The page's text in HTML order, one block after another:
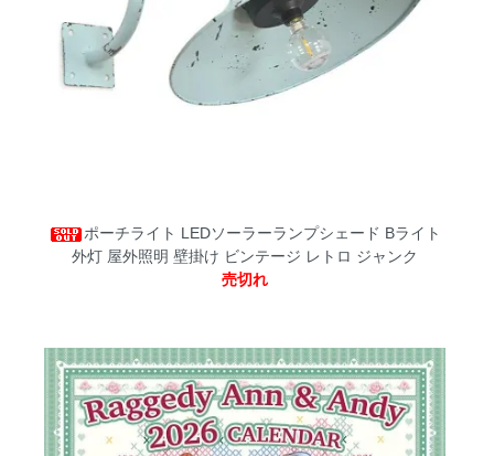
ポーチライト LEDソーラーランプシェード Bライト
外灯 屋外照明 壁掛け ビンテージ レトロ ジャンク
売切れ